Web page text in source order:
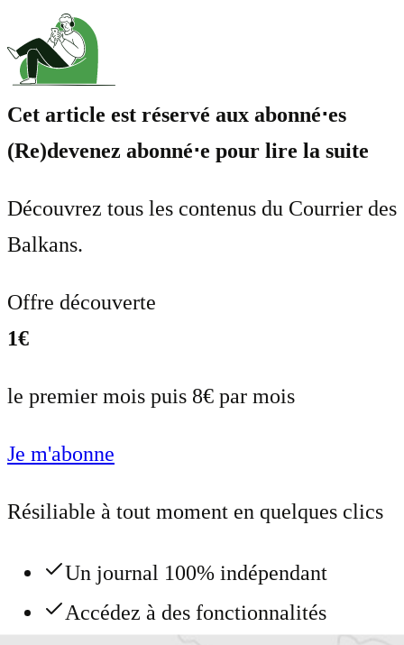
Cet article est réservé aux abonné⋅es
(Re)devenez abonné⋅e pour lire la suite
Découvrez tous les contenus du Courrier des
Balkans.
Offre découverte
1€
le premier mois puis 8€ par mois
Je m'abonne
Résiliable à tout moment en quelques clics
Un journal 100% indépendant
Accédez à des fonctionnalités